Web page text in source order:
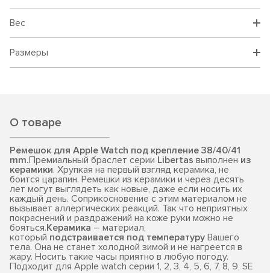
Вес
Размеры
О товаре
Ремешок для Apple Watch под крепление 38/40/41
mm.Премиальный браслет серии Libertas выполнен из
керамики. Хрупкая на первый взгляд керамика, не
боится царапин. Ремешки из керамики и через десять
лет могут выглядеть как новые, даже если носить их
каждый день. Соприкосновение с этим материалом не
вызывает аллергических реакций. Так что неприятных
покраснений и раздражений на коже руки можно не
бояться.Керамика – материал,
который подстраивается под температуру Вашего
тела. Она не станет холодной зимой и не нагреется в
жару. Носить такие часы приятно в любую погоду.
Подходит для Apple watch серии 1, 2, 3, 4, 5, 6, 7, 8, 9, SE